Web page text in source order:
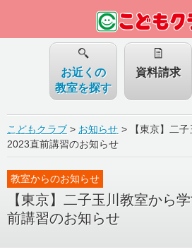
お近くの
教室を探す
資料請求
こどもクラブ> お知らせ >
【東京】二
2023直前講習のお知らせ
【東京】二子玉川教室から
前講習のお知らせ
教室からのお知らせ